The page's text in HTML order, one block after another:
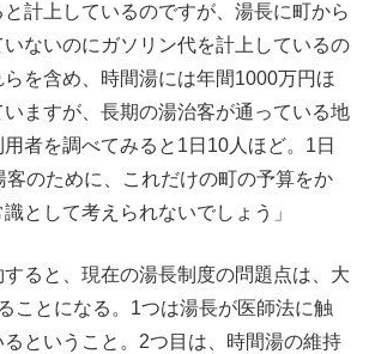
計上しているのですが、湯長に町から
ないのにガソリン代を計上しているの
を含め、時間湯には年間1000万円ほ
ますが、長期の湯治客が通っている地
者を調べてみると1日10人ほど。1日
客のために、これだけの町の予算をか
として考えられないでしょう」
ると、現在の湯長制度の問題点は、大
ことになる。1つは湯長が医師法に触
ということ。2つ目は、時間湯の維持